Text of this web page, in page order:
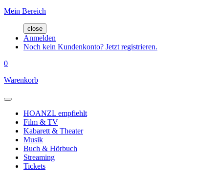
Mein Bereich
close
Anmelden
Noch kein Kundenkonto? Jetzt registrieren.
0
Warenkorb
HOANZL empfiehlt
Film & TV
Kabarett & Theater
Musik
Buch & Hörbuch
Streaming
Tickets